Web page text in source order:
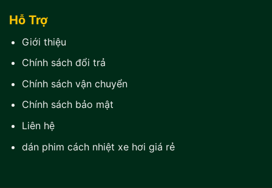
Hỗ Trợ
Giới thiệu
Chính sách đổi trả
Chính sách vận chuyển
Chính sách bảo mật
Liên hệ
dán phim cách nhiệt xe hơi giá rẻ